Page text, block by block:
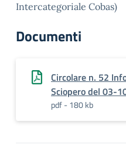
Intercategoriale Cobas)
Documenti
Circolare n. 52
Sciopero del 03-
pdf - 180 kb